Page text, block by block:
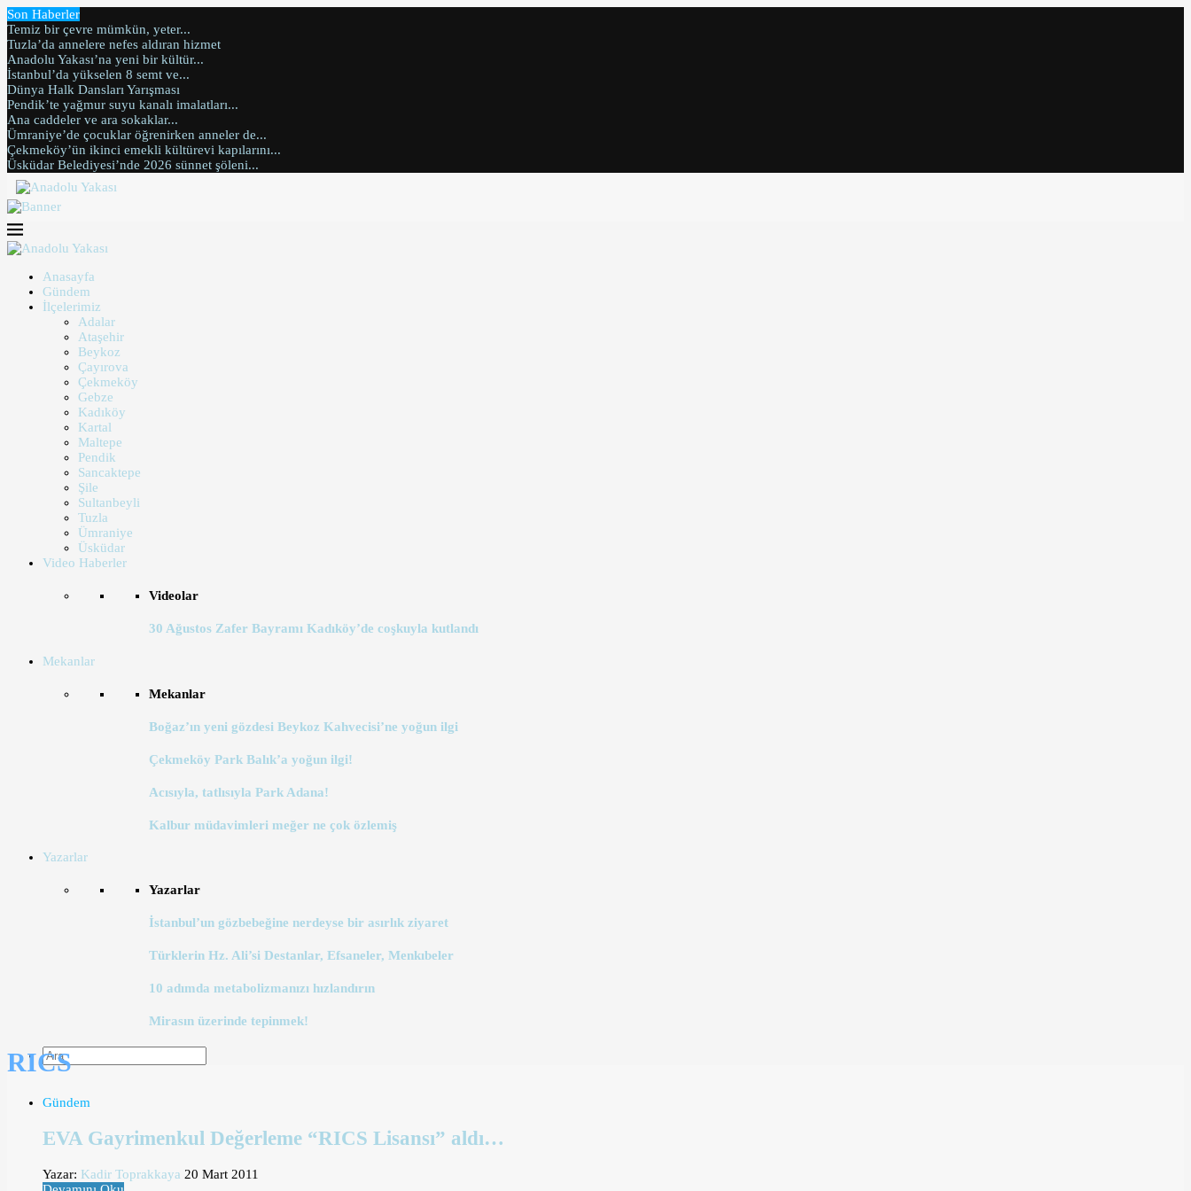
Son Haberler
Temiz bir çevre mümkün, yeter...
Tuzla’da annelere nefes aldıran hizmet
Anadolu Yakası’na yeni bir kültür...
İstanbul’da yükselen 8 semt ve...
Dünya Halk Dansları Yarışması
Pendik’te yağmur suyu kanalı imalatları...
Ana caddeler ve ara sokaklar...
Ümraniye’de çocuklar öğrenirken anneler de...
Çekmeköy’ün ikinci emekli kültürevi kapılarını...
Üsküdar Belediyesi’nde 2026 sünnet şöleni...
Anasayfa
Gündem
İlçelerimiz
Adalar
Ataşehir
Beykoz
Çayırova
Çekmeköy
Gebze
Kadıköy
Kartal
Maltepe
Pendik
Sancaktepe
Şile
Sultanbeyli
Tuzla
Ümraniye
Üsküdar
Video Haberler
Videolar
30 Ağustos Zafer Bayramı Kadıköy’de coşkuyla kutlandı
Mekanlar
Mekanlar
Boğaz’ın yeni gözdesi Beykoz Kahvecisi’ne yoğun ilgi
Çekmeköy Park Balık’a yoğun ilgi!
Acısıyla, tatlısıyla Park Adana!
Kalbur müdavimleri meğer ne çok özlemiş
Yazarlar
Yazarlar
İstanbul’un gözbebeğine nerdeyse bir asırlık ziyaret
Türklerin Hz. Ali’si Destanlar, Efsaneler, Menkıbeler
10 adımda metabolizmanızı hızlandırın
Mirasın üzerinde tepinmek!
RICS
Gündem
EVA Gayrimenkul Değerleme “RICS Lisansı” aldı…
Yazar: Kadir Toprakkaya 20 Mart 2011